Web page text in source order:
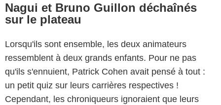
Nagui et Bruno Guillon déchaînés
sur le plateau
Lorsqu'ils sont ensemble, les deux animateurs
ressemblent à deux grands enfants. Pour ne pas
qu'ils s'ennuient, Patrick Cohen avait pensé à tout :
un petit quiz sur leurs carrières respectives !
Cependant, les chroniqueurs ignoraient que leurs